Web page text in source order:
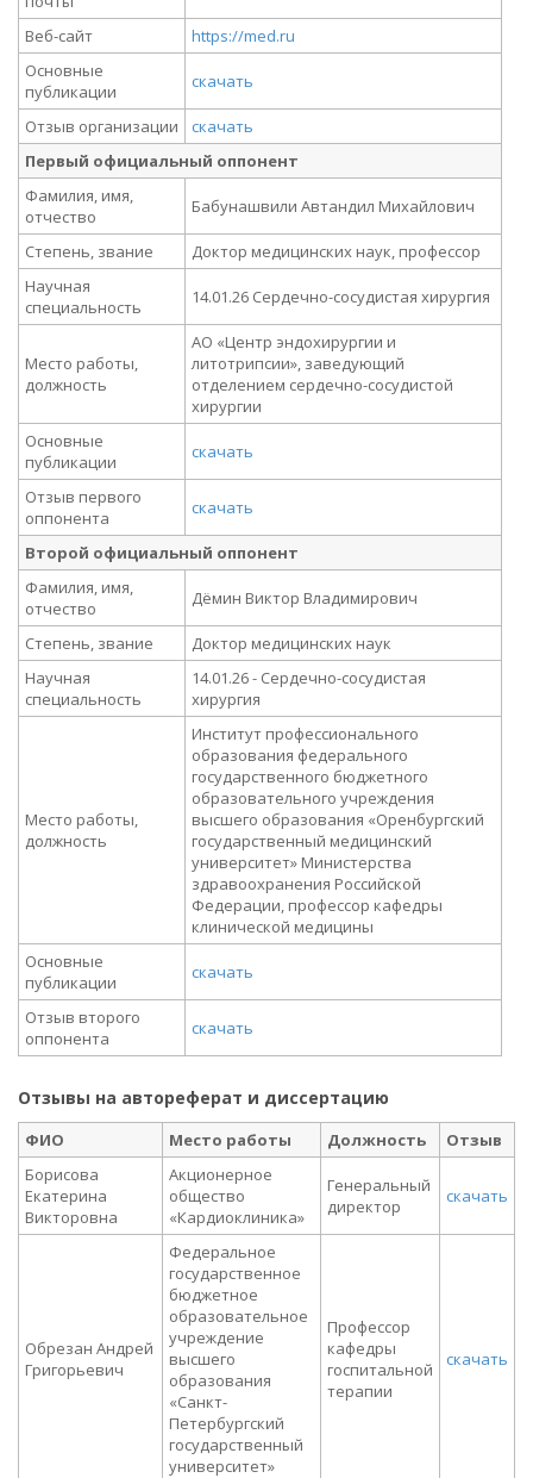
Веб-сайт
https://med.ru
Основные
публикации
скачать
Отзыв организации
скачать
Первый официальный оппонент
Фамилия, имя,
отчество
Бабунашвили Автандил Михайлович
Степень, звание
Доктор медицинских наук, профессор
Научная
специальность
14.01.26 Сердечно-сосудистая хирургия
Место работы,
должность
АО «Центр эндохирургии и
литотрипсии», заведующий
отделением сердечно-сосудистой
хирургии
Основные
публикации
скачать
Отзыв первого
оппонента
скачать
Второй официальный оппонент
Фамилия, имя,
отчество
Дёмин Виктор Владимирович
Степень, звание
Доктор медицинских наук
Научная
специальность
14.01.26 - Сердечно-сосудистая
хирургия
Место работы,
должность
Институт профессионального
образования федерального
государственного бюджетного
образовательного учреждения
высшего образования «Оренбургский
государственный медицинский
университет» Министерства
здравоохранения Российской
Федерации, профессор кафедры
клинической медицины
Основные
публикации
скачать
Отзыв второго
оппонента
скачать
Отзывы на автореферат и диссертацию
ФИО Место работы Должность
Отзыв
Борисова
Екатерина
Викторовна
Акционерное
общество
«Кардиоклиника»
Генеральный
директор
скачать
Обрезан Андрей
Григорьевич
Федеральное
государственное
бюджетное
образовательное
учреждение
высшего
образования
«Санкт-
Петербургский
государственный
университет»
Профессор
кафедры
госпитальной
терапии
скачать